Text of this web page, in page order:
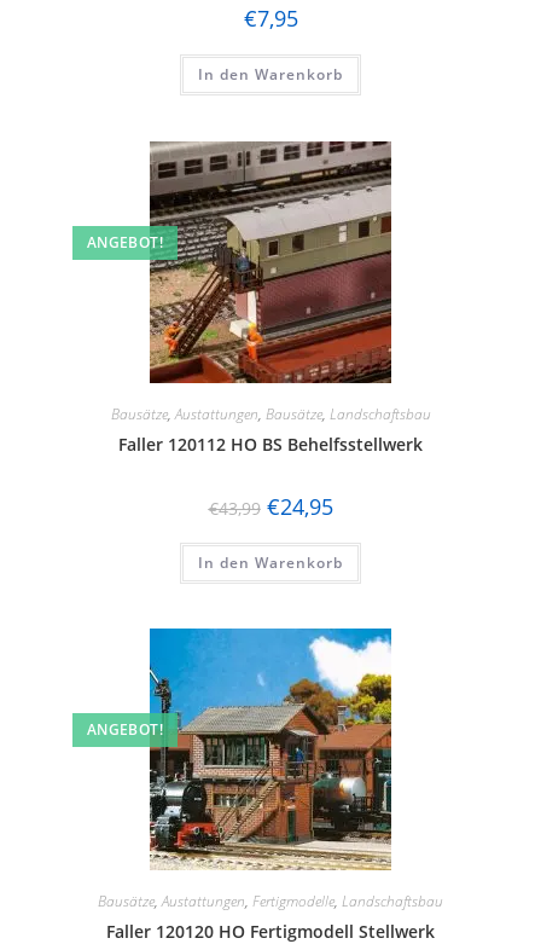
€7,95
In den Warenkorb
ANGEBOT!
Bausätze,Austattungen, Bausätze, Landschaftsbau
Faller 120112 HO BS Behelfsstellwerk
€43,99 €24,95
In den Warenkorb
ANGEBOT!
Bausätze,Austattungen, Fertigmodelle, Landschaftsbau
Faller 120120 HO Fertigmodell Stellwerk